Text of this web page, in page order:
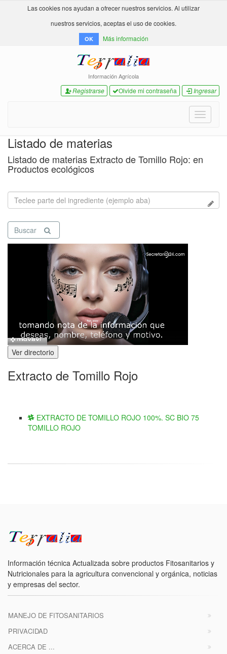
Las cookies nos ayudan a ofrecer nuestros servicios. Al utilizar
nuestros servicios, aceptas el uso de cookies.
OK Más información
Información Agrícola
Registrarse Olvide mi contraseña Ingresar
Toggle
Listado de materias
Listado de materias Extracto de Tomillo Rojo: en
Productos ecológicos
Buscar
Ver directorio
Extracto de Tomillo Rojo
EXTRACTO DE TOMILLO ROJO 100%. SC BIO 75
TOMILLO ROJO
Información técnica Actualizada sobre productos Fitosanitarios y
Nutricionales para la agricultura convencional y orgánica, noticias
y empresas del sector.
MANEJO DE FITOSANITARIOS
PRIVACIDAD
ACERCA DE ...